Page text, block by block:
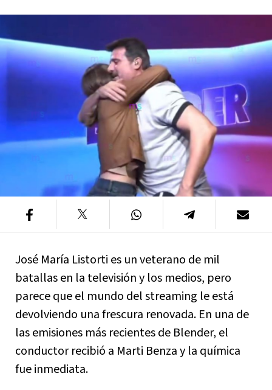
José María Listorti es un veterano de mil
batallas en la televisión y los medios, pero
parece que el mundo del streaming le está
devolviendo una frescura renovada. En una de
las emisiones más recientes de Blender, el
conductor recibió a Marti Benza y la química
fue inmediata.